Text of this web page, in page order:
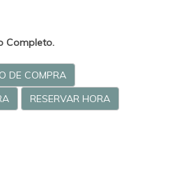
Completo.
DE COMPRA
RESERVAR HORA